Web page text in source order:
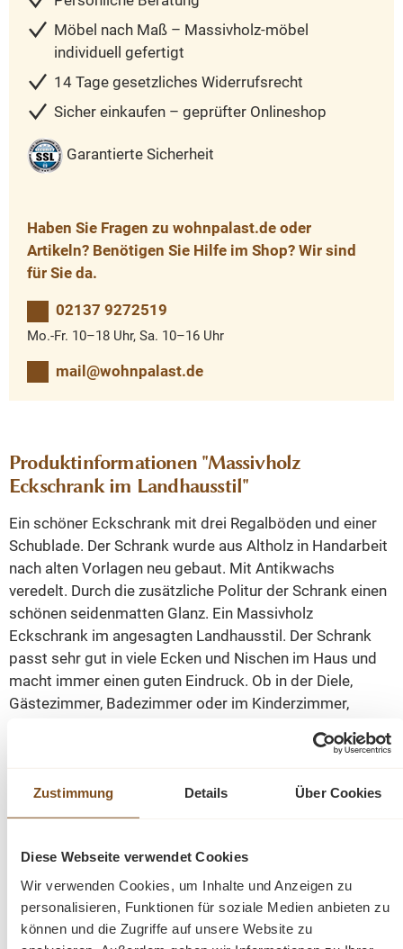
Zustimmung Details Über Cookies
Diese Webseite verwendet Cookies
Wir verwenden Cookies, um Inhalte und Anzeigen zu
personalisieren, Funktionen für soziale Medien anbieten zu
können und die Zugriffe auf unsere Website zu
Möbel nach Maß – Massivholz-möbel
individuell gefertigt
14 Tage gesetzliches Widerrufsrecht
Sicher einkaufen – geprüfter Onlineshop
Garantierte Sicherheit
Haben Sie Fragen zu wohnpalast.de oder
Artikeln? Benötigen Sie Hilfe im Shop? Wir sind
für Sie da.
02137 9272519
Mo.-Fr. 10–18 Uhr, Sa. 10–16 Uhr
mail@wohnpalast.de
Produktinformationen "Massivholz
Eckschrank im Landhausstil"
Ein schöner Eckschrank mit drei Regalböden und einer
Schublade. Der Schrank wurde aus Altholz in Handarbeit
nach alten Vorlagen neu gebaut. Mit Antikwachs
veredelt. Durch die zusätzliche Politur der Schrank einen
schönen seidenmatten Glanz. Ein Massivholz
Eckschrank im angesagten Landhausstil. Der Schrank
passt sehr gut in viele Ecken und Nischen im Haus und
macht immer einen guten Eindruck. Ob in der Diele,
Gästezimmer, Badezimmer oder im Kinderzimmer,
Weichholz Eckschrank
gewachst und aufpoliert
Abmessungen: Höhe: 185 cm, Breite: 65 cm, Tiefe:
50 cm.